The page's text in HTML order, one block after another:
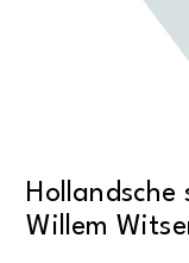
Hollandsche
Willem